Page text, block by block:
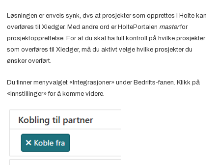
Løsningen er enveis synk, dvs at prosjekter som opprettes i Holte kan
overføres til Xledger. Med andre ord er HoltePortalen masterfor
prosjektopprettelse. For at du skal ha full kontroll på hvilke prosjekter
som overføres til Xledger, må du aktivt velge hvilke prosjekter du
ønsker overført.
Du finner menyvalget «Integrasjoner» under Bedrifts-fanen. Klikk på
«Innstillinger» for å komme videre.